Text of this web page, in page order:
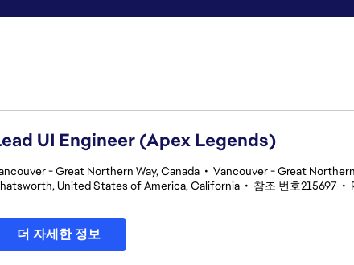
UI Engineer (Apex Legends)
- Great Northern Way, Canada • Vancouver - Great
United States of America, California • 참조 번호215697 •
더 자세한 정보